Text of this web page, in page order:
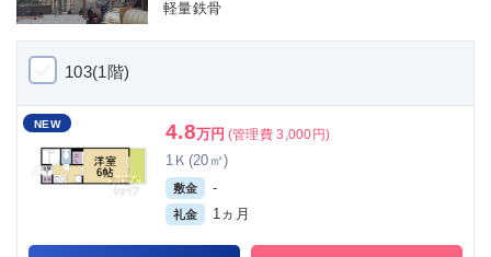
軽量鉄骨
103(1階)
NEW 4.8万円 (管理費 3,000円)
1Ｋ(20㎡)
敷金 -
礼金 1ヵ月